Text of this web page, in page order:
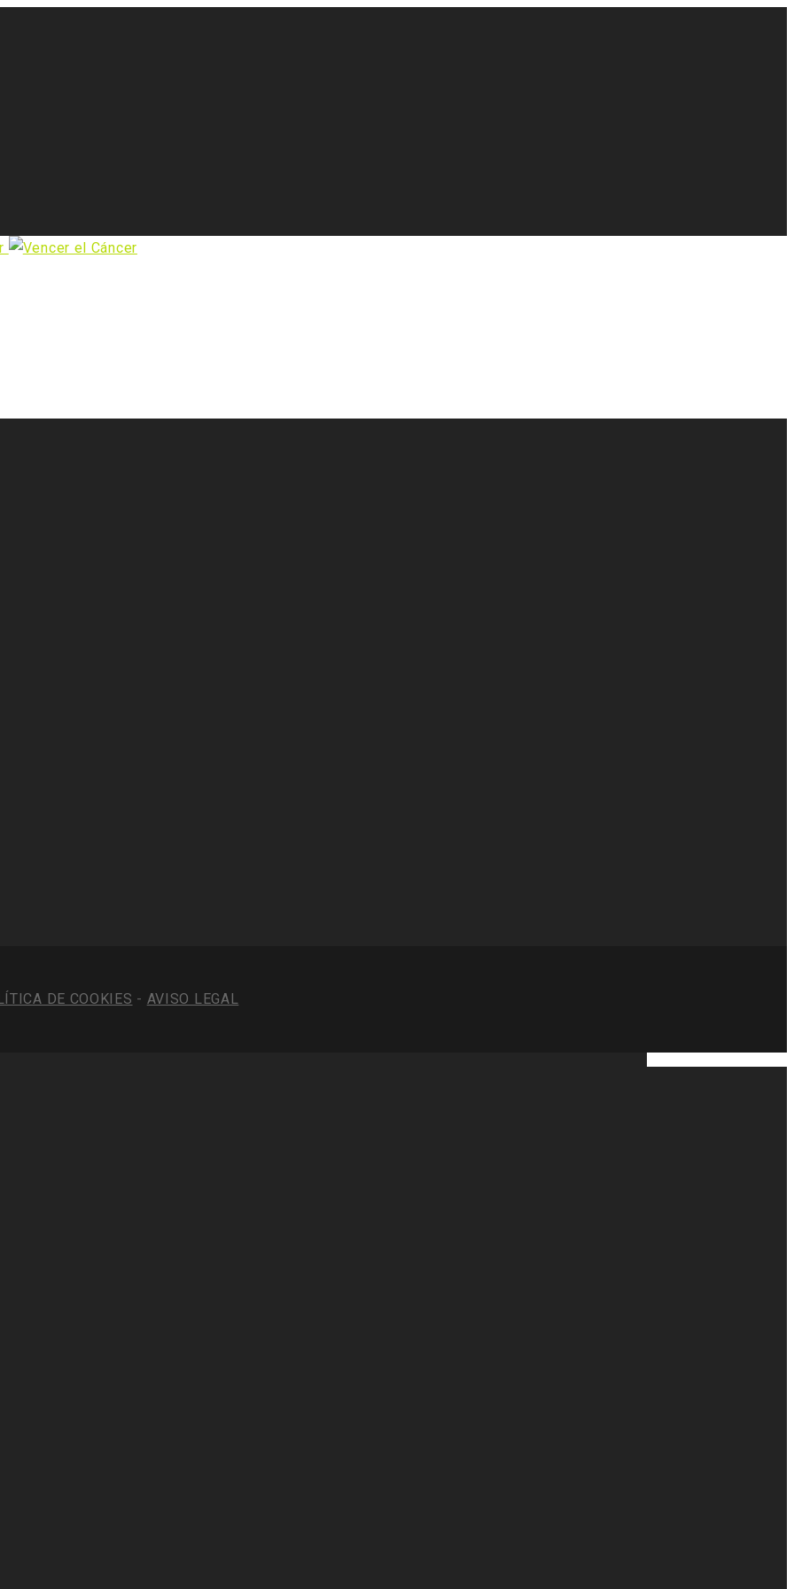
DE COOKIES - AVISO LEGAL